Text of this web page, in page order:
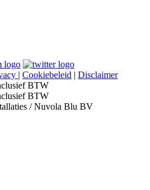
| Cookiebeleid | Disclaimer
BTW
BTW
/ Nuvola Blu BV